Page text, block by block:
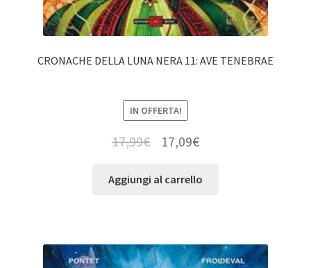
CRONACHE DELLA LUNA NERA 11: AVE TENEBRAE
IN OFFERTA!
17,99€ 17,09€
Aggiungi al carrello